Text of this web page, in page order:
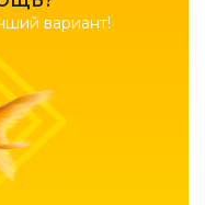
вариант!